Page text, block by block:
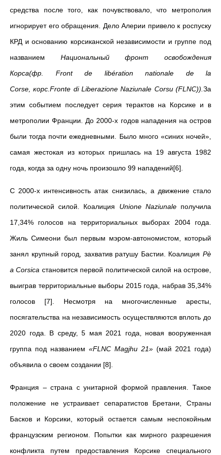
средства после того, как почувствовало, что метрополия
игнорирует его обращения. Дело Алерии привело к роспуску
КРД и основанию корсиканской независимости и группе под
названием Национальный фронт освобождения
Корса(фр. Front de libération nationale de
la
Corse корс.Fronte di Liberazione Naziunale Corsu(FLNC)).За
этим событием последует серия терактов на Корсике и в
метрополии Франции. До 2000-х годов нападения на остров
были тогда почти ежедневными. Было много «синих ночей»,
самая жестокая из которых пришлась на 19 августа 1982
года, когда за одну ночь произошло 99 нападений[6].
С 2000-х интенсивность атак снизилась, а движение стало
политической силой. Коалиция Unione Naziunaleполучила
17,34% голосов на территориальных выборах 2004 года.
Жиль Симеони был первым мэром-автономистом, который
занял крупный город, захватив ратушу Бастии. Коалиция Pè
a Corsica становится первой политической силой на острове,
выиграв территориальные выборы 2015 года, набрав 35,34%
голосов [7]. Несмотря на многочисленные аресты,
посягательства на независимость осуществляются вплоть до
2020 года. В среду, 5 мая 2021 года, новая вооруженная
группа под названием «FLNC Magjhu 21» (май 2021 года)
объявила о своем создании [8].
Франция – страна с унитарной формой правления. Такое
положение не устраивает сепаратистов Бретани, Страны
Басков и Корсики, который остается самым неспокойным
французским регионом. Попытки как мирного разрешения
конфликта путем предоставления Корсике специального